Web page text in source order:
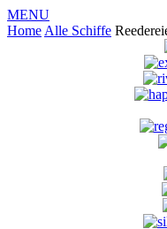
MENU
Home Alle Schiffe